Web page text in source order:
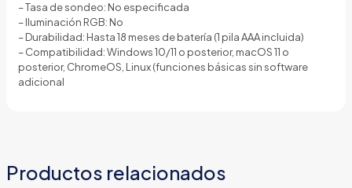
– Tasa de sondeo: No especificada
– Iluminación RGB: No
– Durabilidad: Hasta 18 meses de batería (1 pila AAA incluida)
– Compatibilidad: Windows 10/11 o posterior, macOS 11 o
posterior, ChromeOS, Linux (funciones básicas sin software
adicional
Productos relacionados